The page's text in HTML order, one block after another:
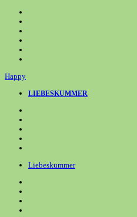
Inhalt
springen
Happy
LIEBESKUMMER
Liebeskummer